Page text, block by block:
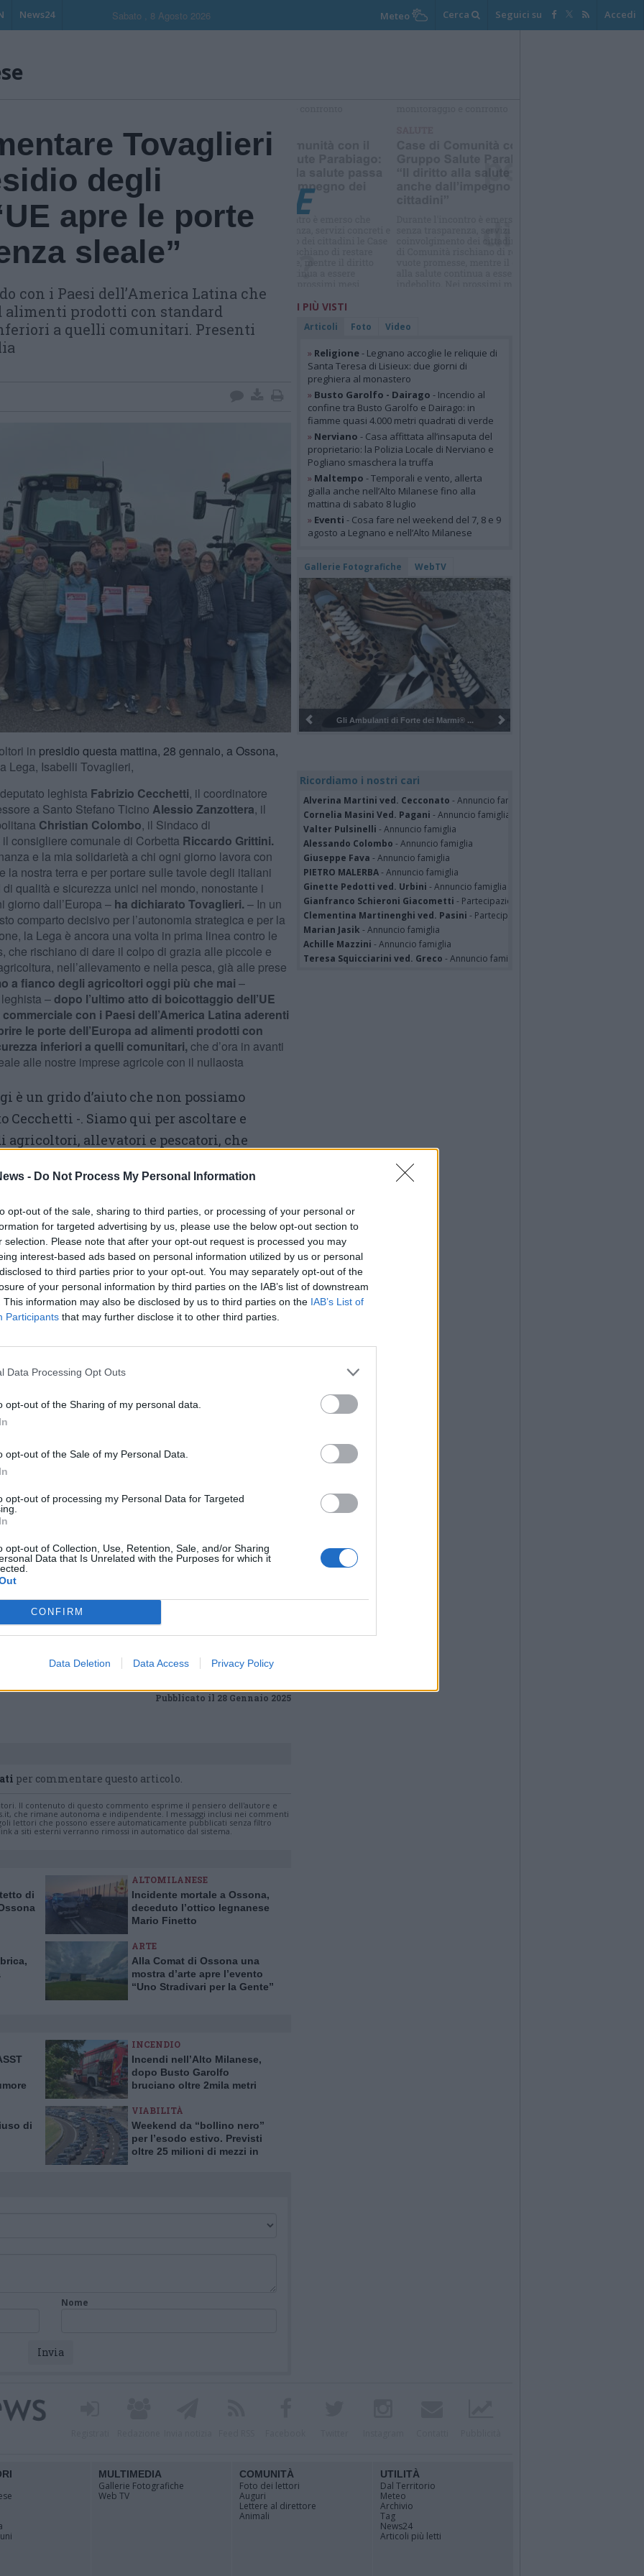
- Do Not Process My Personal Information
opt-out of the sale, sharing to third parties, or processing of your personal or
for targeted advertising by us, please use the below opt-out section to
selection. Please note that after your opt-out request is processed you may
interest-based ads based on personal information utilized by us or personal
to third parties prior to your opt-out. You may separately opt-out of the
of your personal information by third parties on the IAB’s list of downstream
This information may also be disclosed by us to third parties on the IAB’s List of
Participants that may further disclose it to other third parties.
Data Processing Opt Outs
opt-out of the Sharing of my personal data.
opt-out of the Sale of my Personal Data.
opt-out of processing my Personal Data for Targeted
opt-out of Collection, Use, Retention, Sale, and/or Sharing
Data that Is Unrelated with the Purposes for which it
CONFIRM
Data Deletion Data Access Privacy Policy
News24 Sabato , 8 Agosto 2026 Meteo Cerca Seguici su Accedi
Tovaglieri
degli
apre le porte
sleale”
con i Paesi dell’America Latina che
alimenti prodotti con standard
a quelli comunitari. Presenti
in presidio questa mattina, 28 gennaio, a Ossona,
Lega, Isabelli Tovaglieri,
leghista Fabrizio Cecchetti, il coordinatore
a Santo Stefano Ticino Alessio Zanzottera, il
Christian Colombo, il Sindaco di
il consigliere comunale di Corbetta Riccardo Grittini.
e la mia solidarietà a chi ogni giorno lavora con
la nostra terra e per portare sulle tavole degli italiani
qualità e sicurezza unici nel mondo, nonostante i
giorno dall’Europa – ha dichiarato Tovaglieri. – In un
comparto decisivo per l’autonomia strategica e per la
la Lega è ancora una volta in prima linea contro le
che rischiano di dare il colpo di grazia alle piccole e
nell’allevamento e nella pesca, già alle prese
a fianco degli agricoltori oggi più che mai –
–dopo l’ultimo atto di boicottaggio dell’UE
con i Paesi dell’America Latina aderenti
le porte dell’Europa ad alimenti prodotti con
inferiori a quelli comunitari, che d’ora in avanti
alle nostre imprese agricole con il nullaosta
è un grido d’aiuto che non possiamo
Cecchetti -. Siamo qui per ascoltare e
agricoltori, allevatori e pescatori, che
per salvare il settore.
battaglia economica, ma anche un
Paes
e: senza agricoltura e pesca non
Tutti gli eventi
a cuore l'informazione del nostro territorio e
in prima linea per informarvi in modo puntuale.
Pubblicato il 28 Gennaio 2025
per commentare questo articolo.
Il contenuto di questo commento esprime il pensiero dell'autore e
che rimane autonoma e indipendente. I messaggi inclusi nei commenti
lettori che possono essere automaticamente pubblicati senza filtro
a siti esterni verranno rimossi in automatico dal sistema.
di
ALTOMILANESE
Incidente mortale a Ossona,
deceduto l’ottico legnanese
Mario Finetto
ARTE
Alla Comat di Ossona una
mostra d’arte apre l’evento
“Uno Stradivari per la Gente”
INCENDIO
Incendi nell’Alto Milanese,
dopo Busto Garolfo
bruciano oltre 2mila metri
di
VIABILITÀ
Weekend da “bollino nero”
per l’esodo estivo. Previsti
oltre 25 milioni di mezzi in
Nome
I PIÙ VISTI
Articoli Foto Video
» Religione- Legnano accoglie le reliquie di
Santa Teresa di Lisieux: due giorni di
preghiera al monastero
» Busto Garolfo - Dairago - Incendio al
confine tra Busto Garolfo e Dairago: in
fiamme quasi 4.000 metri quadrati di verde
» Nerviano - Casa affittata all’insaputa del
proprietario: la Polizia Locale di Nerviano e
Pogliano smaschera la truffa
» Maltempo - Temporali e vento, allerta
gialla anche nell’Alto Milanese fino alla
mattina di sabato 8 luglio
» Eventi - Cosa fare nel weekend del 7, 8 e 9
agosto a Legnano e nell’Alto Milanese
Gallerie Fotografiche WebTV
Pulizia del bosco del Rugareto a ...
Ricordiamo i nostri cari
Alverina Martini ved. Cecconato - Annuncio famiglia
Cornelia Masini Ved. Pagani - Annuncio famiglia
Valter Pulsinelli - Annuncio famiglia
Alessando Colombo - Annuncio famiglia
Giuseppe Fava - Annuncio famiglia
PIETRO MALERBA- Annuncio famiglia
Ginette Pedotti ved. Urbini - Annuncio famiglia
Gianfranco Schieroni Giacometti - Partecipazione
Clementina Martinenghi ved. Pasini - Partecipazione
Marian Jasik - Annuncio famiglia
Achille Mazzini - Annuncio famiglia
Teresa Squicciarini ved. Greco - Annuncio famiglia
MULTIMEDIA
Gallerie Fotografiche
Web TV
COMUNITÀ
Foto dei lettori
Auguri
Lettere al direttore
Animali
UTILITÀ
Dal Territorio
Meteo
Archivio
Tag
News24
Articoli più letti